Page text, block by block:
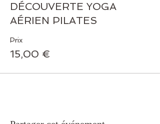
DÉCOUVERTE YOGA
AÉRIEN PILATES
Prix
15,00 €